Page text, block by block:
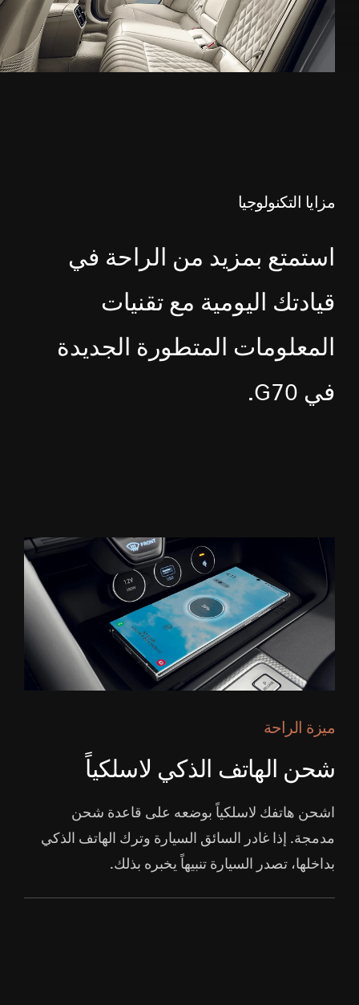
مزايا التكنولوجيا
استمتع بمزيد من الراحة في
قيادتك اليومية مع تقنيات
المعلومات المتطورة الجديدة
في G70.
ميزة الراحة
شحن الهاتف الذكي لاسلكياً
اشحن هاتفك لاسلكياً بوضعه على قاعدة شحن
مدمجة. إذا غادر السائق السيارة وترك الهاتف الذكي
بداخلها، تصدر السيارة تنبيهاً يخبره بذلك.